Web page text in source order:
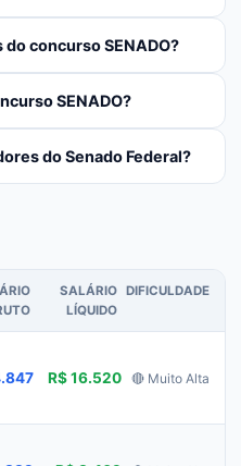
concurso SENADO?
SENADO?
do Senado Federal?
SALÁRIO
LÍQUIDO
DIFICULDADE
R$ 16.520 🔴 Muito Alta